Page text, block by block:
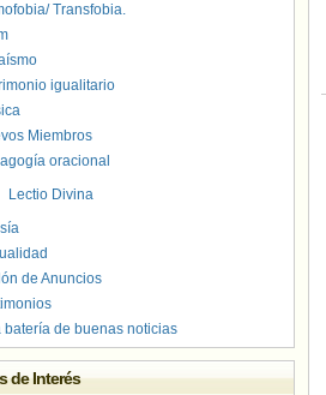
Transfobia.
igualitario
Miembros
oracional
Lectio Divina
de Anuncios
batería de buenas noticias
de Interés